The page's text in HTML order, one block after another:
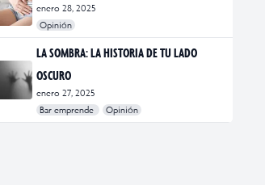
enero 28, 2025
Opinión
#bienestar
#Opinión
#Principal
#Salud
LA SOMBRA: LA HISTORIA DE TU LADO
OSCURO
enero 27, 2025
Bar emprende
Opinión
#Bar Emprende
#CDMX
#marketing